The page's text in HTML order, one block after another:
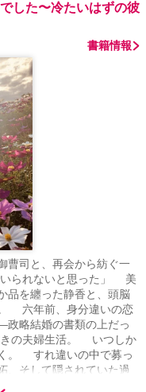
した〜冷たいはずの彼
書籍情報
曹司と、再会から紡ぐ一
られないと思った」 美
品を纏った静香と、頭脳
六年前、身分違いの恋
略結婚の書類の上だっ
の夫婦生活。 いつしか
。 すれ違いの中で募っ
、そして隠されていた過
の先にあったのは、『家